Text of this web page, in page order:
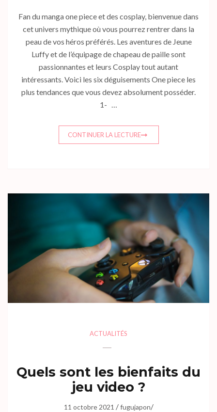
Fan du manga one piece et des cosplay, bienvenue dans
cet univers mythique où vous pourrez rentrer dans la
peau de vos héros préférés. Les aventures de Jeune
Luffy et de l’équipage de chapeau de paille sont
passionnantes et leurs Cosplay tout autant
intéressants. Voici les six déguisements One piece les
plus tendances que vous devez absolument posséder.
1- …
CONTINUER LA LECTURE
ACTUALITÉS
Quels sont les bienfaits du
jeu video ?
11 octobre 2021 /fugujapon/